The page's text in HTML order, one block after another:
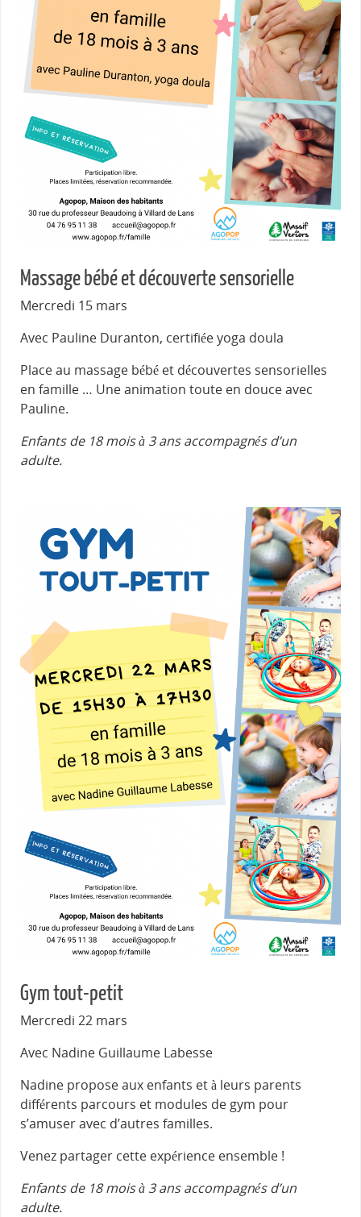
Massage bébé et découverte sensorielle
Mercredi 15 mars
Avec Pauline Duranton, certifiée yoga doula
Place au massage bébé et découvertes sensorielles
en famille … Une animation toute en douce avec
Pauline.
Enfants de 18 mois à 3 ans accompagnés d’un
adulte.
Gym tout-petit
Mercredi 22 mars
Avec Nadine Guillaume Labesse
Nadine propose aux enfants et à leurs parents
différents parcours et modules de gym pour
s’amuser avec d’autres familles.
Venez partager cette expérience ensemble !
Enfants de 18 mois à 3 ans accompagnés d’un
adulte.